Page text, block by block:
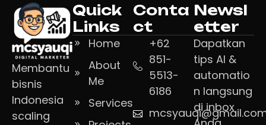
Membantu
bisnis
Indonesia
scaling
Quick
Links
Home
About
Me
Services
Conta
ct
+62
851-
5513-
6186
Newsl
etter
Dapatkan
tips AI &
automatio
n langsung
di inbox